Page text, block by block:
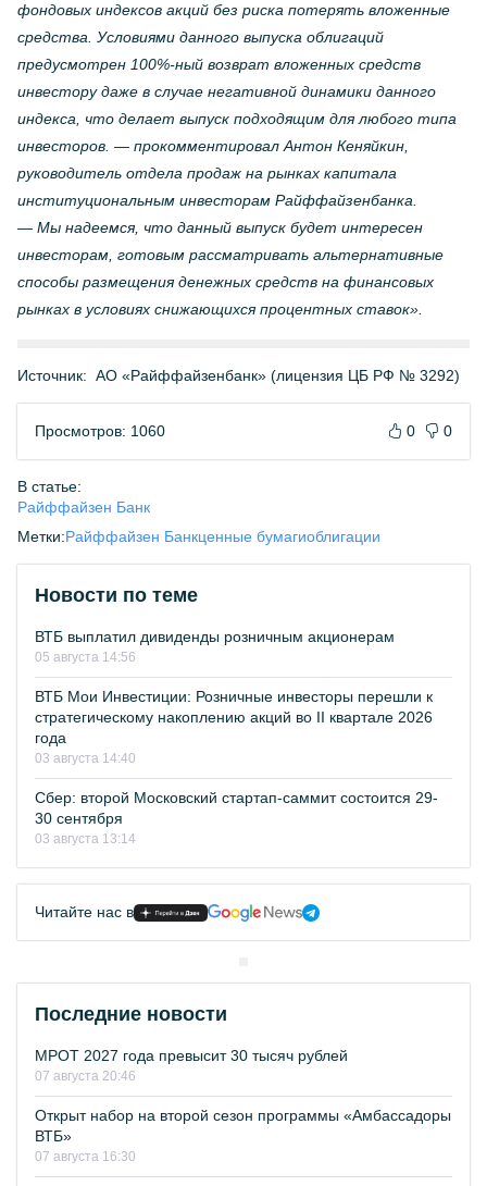
фондовых индексов акций без риска потерять вложенные
средства. Условиями данного выпуска облигаций
предусмотрен 100%-ный возврат вложенных средств
инвестору даже в случае негативной динамики данного
индекса, что делает выпуск подходящим для любого типа
инвесторов. — прокомментировал Антон Кеняйкин,
руководитель отдела продаж на рынках капитала
институциональным инвесторам Райффайзенбанка.
— Мы надеемся, что данный выпуск будет интересен
инвесторам, готовым рассматривать альтернативные
способы размещения денежных средств на финансовых
рынках в условиях снижающихся процентных ставок».
Источник: АО «Райффайзенбанк» (лицензия ЦБ РФ № 3292)
Просмотров: 1060 0 0
В статье:
Райффайзен Банк
Метки:Райффайзен Банкценные бумагиоблигации
Новости по теме
ВТБ выплатил дивиденды розничным акционерам
05 августа 14:56
ВТБ Мои Инвестиции: Розничные инвесторы перешли к
стратегическому накоплению акций во II квартале 2026
года
03 августа 14:40
Сбер: второй Московский стартап-саммит состоится 29-
30 сентября
03 августа 13:14
Читайте нас в
Последние новости
МРОТ 2027 года превысит 30 тысяч рублей
07 августа 20:46
Открыт набор на второй сезон программы «Амбассадоры
ВТБ»
07 августа 16:30